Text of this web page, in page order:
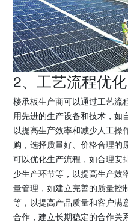
2、工艺流程优化
楼承板生产商可以通过工艺流
用先进的生产设备和技术，如
以提高生产效率和减少人工操
购，选择质量好、价格合理的
可以优化生产流程，如合理安
少生产环节等，以提高生产效
量管理，如建立完善的质量控
等，以提高产品质量和客户满
合作，建立长期稳定的合作关